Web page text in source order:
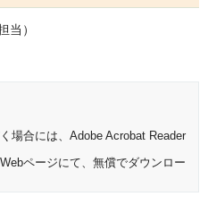
当）
場合には、Adobe Acrobat Reader
ページにて、無償でダウンロー